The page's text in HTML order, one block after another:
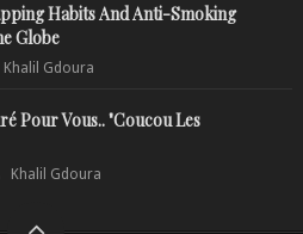
Habits And Anti-Smoking
Globe
Khalil Gdoura
Pour Vous.. "Coucou Les
Khalil Gdoura